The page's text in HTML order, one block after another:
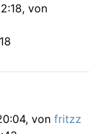
von
von fritzz